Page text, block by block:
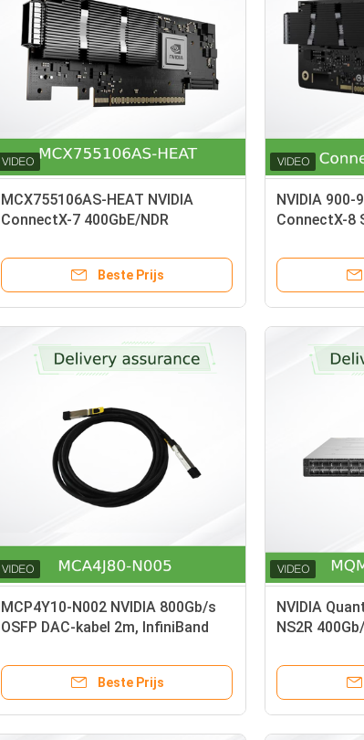
MCX755106AS-HEAT NVIDIA
ConnectX-7 400GbE/NDR
line Security
Beste Prijs
NVIDIA 900-
ConnectX-8
MCP4Y10-N002 NVIDIA 800Gb/s
OSFP DAC-kabel 2m, InfiniBand
Beste Prijs
NVIDIA
NS2R
On-Board